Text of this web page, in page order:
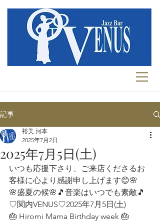
記事
2025年7月5日(土)
裕美 河本
2025年7月2日
いつも応援下さり、ご来店くださるお
客様に心より感謝申し上げます😊🌸
🌸盛夏の候🌸🎵音楽はいつでも素敵🎵
♡関内VENUS♡2025年7月5日(土)
🎂 Hiromi Mama Birthday week 🎂